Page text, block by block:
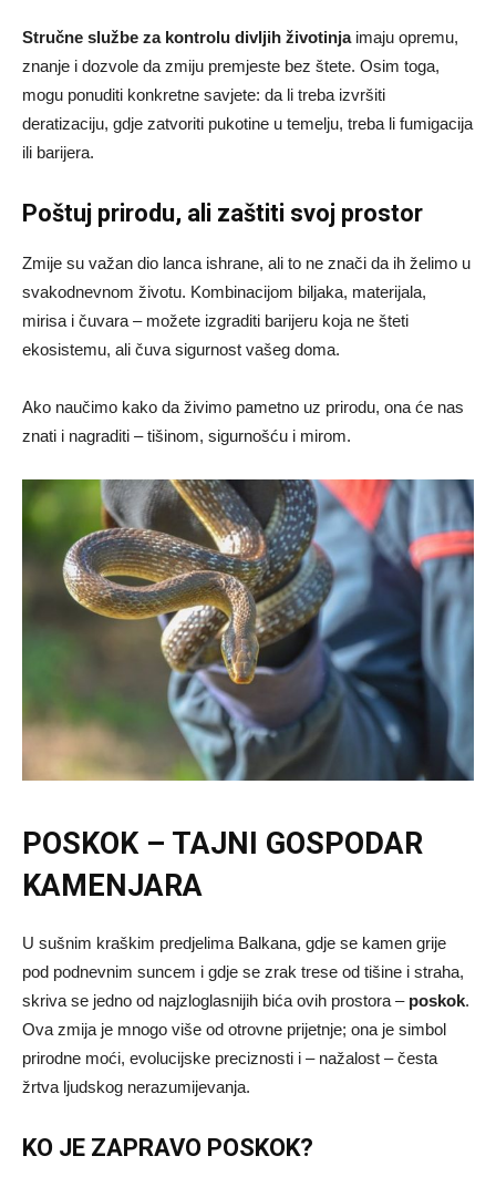
Stručne službe za kontrolu divljih životinjaimaju opremu,
znanje i dozvole da zmiju premjeste bez štete. Osim toga,
mogu ponuditi konkretne savjete: da li treba izvršiti
deratizaciju, gdje zatvoriti pukotine u temelju, treba li fumigacija
ili barijera.
Poštuj prirodu, ali zaštiti svoj prostor
Zmije su važan dio lanca ishrane, ali to ne znači da ih želimo u
svakodnevnom životu. Kombinacijom biljaka, materijala,
mirisa i čuvara – možete izgraditi barijeru koja ne šteti
ekosistemu, ali čuva sigurnost vašeg doma.
Ako naučimo kako da živimo pametno uz prirodu, ona će nas
znati i nagraditi – tišinom, sigurnošću i mirom.
POSKOK – TAJNI GOSPODAR
KAMENJARA
U sušnim kraškim predjelima Balkana, gdje se kamen grije
pod podnevnim suncem i gdje se zrak trese od tišine i straha,
skriva se jedno od najzloglasnijih bića ovih prostora – poskok.
Ova zmija je mnogo više od otrovne prijetnje; ona je simbol
prirodne moći, evolucijske preciznosti i – nažalost – česta
žrtva ljudskog nerazumijevanja.
KO JE ZAPRAVO POSKOK?